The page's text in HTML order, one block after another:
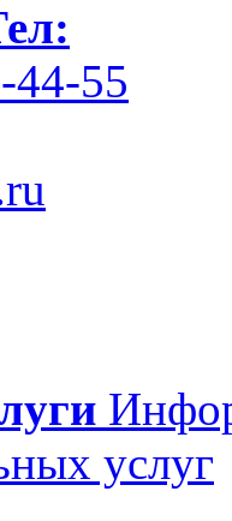
44-55
услуг